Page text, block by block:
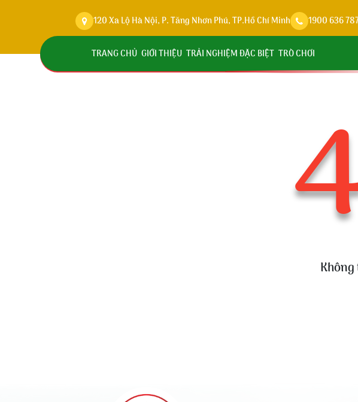
120 Xa Lộ Hà Nội, P. Tăng Nhơn Phú, TP.Hồ Chí Minh 1900 636
TRANG CHỦ GIỚI THIỆU TRẢI NGHIỆM ĐẶC BIỆT TRÒ CHƠI